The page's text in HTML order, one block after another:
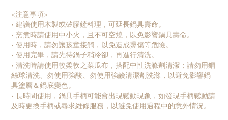
<注意事項>
• 建議使用木製或矽膠鏟料理，可延長鍋具壽命。
• 烹煮時請使用中小火，且不可空燒，以免影響鍋具壽命。
• 使用時，請勿讓孩童接觸，以免造成燙傷等危險。
• 使用完畢，請先待鍋子稍冷卻，再進行清洗。
• 清洗時請使用較柔軟之菜瓜布，搭配中性洗滌劑清潔；請勿用鋼
絲球清洗、勿使用強酸、勿使用強鹼清潔劑洗滌，以避免影響鍋
具塗層＆鍋底變色。
• 長時間使用，鍋具手柄可能會出現鬆動現象，如發現手柄鬆動請
及時更換手柄或尋求維修服務，以避免使用過程中的意外情況。